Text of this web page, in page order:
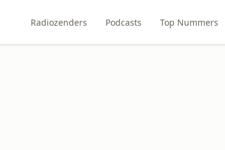
Radiozenders Podcasts Top Nummers